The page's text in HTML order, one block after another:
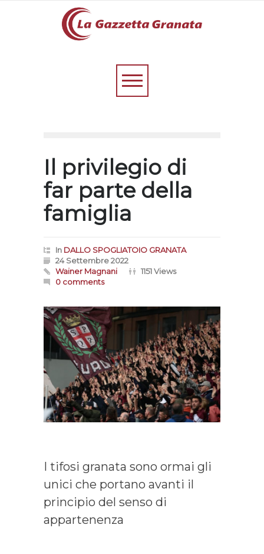
Il privilegio di
far parte della
famiglia
In DALLO SPOGLIATOIO GRANATA
24 Settembre 2022
Wainer Magnani
1151 Views
0 comments
I tifosi granata sono ormai gli
unici che portano avanti il
principio del senso di
appartenenza